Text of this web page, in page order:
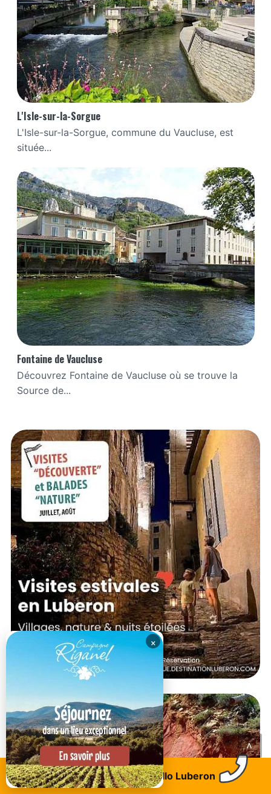
L'Isle-sur-la-Sorgue
L'Isle-sur-la-Sorgue, commune du Vaucluse, est
située...
Fontaine de Vaucluse
Découvrez Fontaine de Vaucluse où se trouve la
Source de...
Trouvez un logement Allo Luberon
×
<